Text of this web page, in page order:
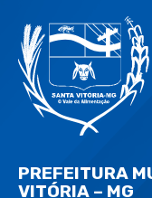
PREFEITURA
VITÓRIA – MG